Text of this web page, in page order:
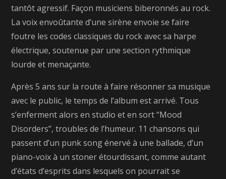
tantôt agressif. Façon musiciens biberonnés au rock.
La voix envoûtante d’une sirène envoie se faire
foutre les codes classiques du rock avec sa harpe
électrique, soutenue par une section rythmique
lourde et menaçante.
Après 5 ans sur la route à faire résonner sa musique
avec le public, le temps de l’album est arrivé. Tous
s’enferment alors en studio et en sort “Mood
Disorders”, troubles de l’humeur. 11 chansons qui
passent d’un punk song énervé à une ballade, d’un
piano-voix à un stoner étourdissant, comme autant
d’états d’esprits dans lesquels on pourrait se